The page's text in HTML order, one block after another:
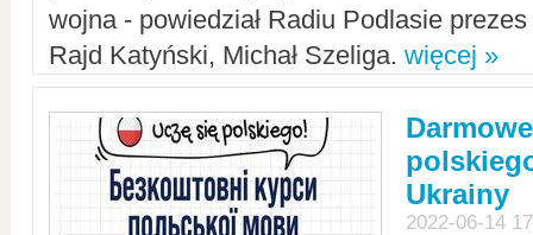
wojna - powiedział Radiu Podlasie
Rajd Katyński, Michał Szeliga. więcej »
Ukrainy
2022-06-14